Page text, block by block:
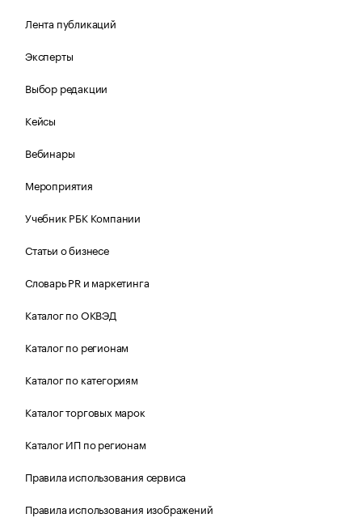
Лента публикаций
Эксперты
Выбор редакции
Кейсы
Вебинары
Мероприятия
Учебник РБК Компании
Статьи о бизнесе
Словарь PR и маркетинга
Каталог по ОКВЭД
Каталог по регионам
Каталог по категориям
Каталог торговых марок
Каталог ИП по регионам
Правила использования сервиса
Правила использования изображений